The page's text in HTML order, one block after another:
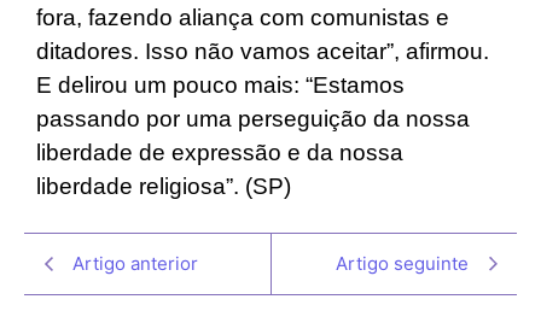
fora, fazendo aliança com comunistas e
ditadores. Isso não vamos aceitar”, afirmou.
E delirou um pouco mais: “Estamos
passando por uma perseguição da nossa
liberdade de expressão e da nossa
liberdade religiosa”. (SP)
Artigo anterior Artigo seguinte